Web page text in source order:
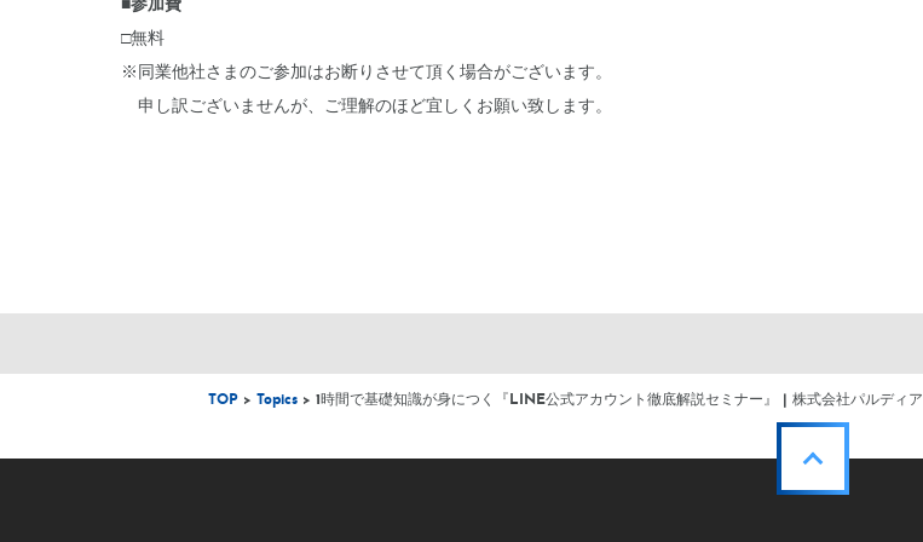
□無料
※同業他社さまのご参加はお断りさせて頂く場合がございます。
申し訳ございませんが、ご理解のほど宜しくお願い致します。
TOP > Topics > 1時間で基礎知識が身につく『LINE公式アカウント徹底解説セミナー』 | 株式会社パルディア